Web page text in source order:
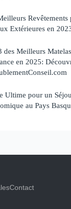
Extérieures en
des Meilleurs
en 2025:
Ultime pour un
au Pays
Contact